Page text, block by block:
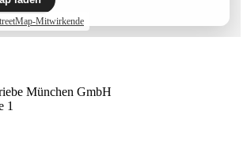
Mitwirkende
München GmbH
1